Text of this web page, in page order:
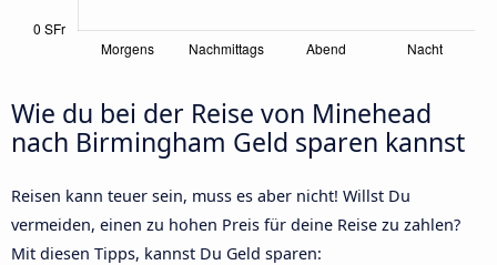
Wie du bei der Reise von Minehead
nach Birmingham Geld sparen kannst
Reisen kann teuer sein, muss es aber nicht! Willst Du
vermeiden, einen zu hohen Preis für deine Reise zu zahlen?
Mit diesen Tipps, kannst Du Geld sparen: